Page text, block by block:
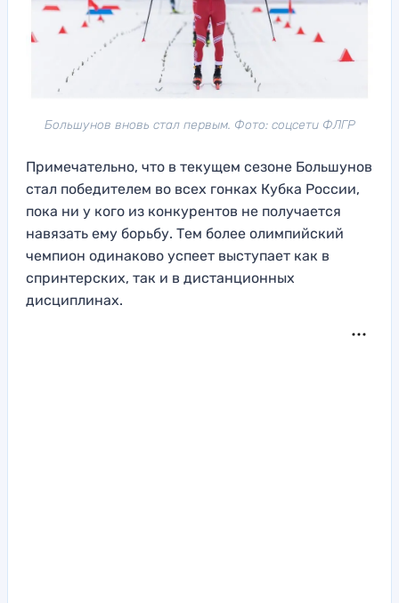
Большунов вновь стал первым. Фото: соцсети ФЛГР
Примечательно, что в текущем сезоне Большунов
стал победителем во всех гонках Кубка России,
пока ни у кого из конкурентов не получается
навязать ему борьбу. Тем более олимпийский
чемпион одинаково успеет выступает как в
спринтерских, так и в дистанционных
дисциплинах.